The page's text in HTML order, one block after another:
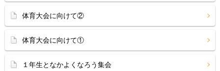
体育大会に向けて②
体育大会に向けて①
１年生となかよくなろう集会